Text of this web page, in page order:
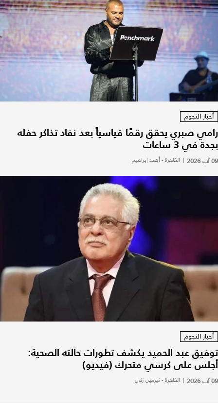
أخبار النجوم
رامي صبري يحقق رقمًا قياسياً بعد نفاد تذاكر حفله
بجدة في 3 ساعات
09 آب 2026 | القاهرة - أحمد إبراهيم
أخبار النجوم
توفيق عبد الحميد يكشف تطورات حالته الصحية:
أجلس على كرسي متحرك (فيديو)
09 آب 2026 | القاهرة - نيرمين زكي